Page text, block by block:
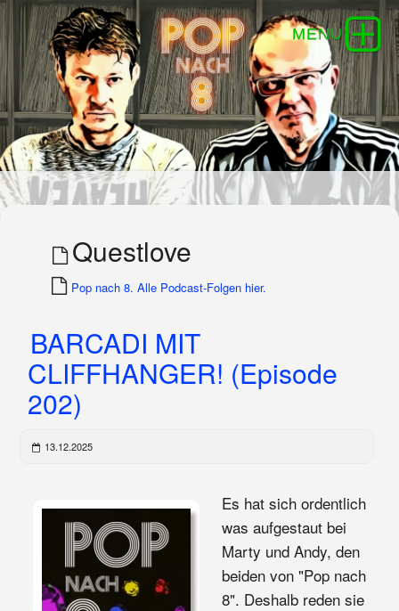
Questlove
Pop nach 8. Alle Podcast-Folgen hier.
BARCADI MIT
CLIFFHANGER! (Episode
202)
13.12.2025
Es hat sich ordentlich
was aufgestaut bei
Marty und Andy, den
beiden von "Pop nach
8". Deshalb reden sie